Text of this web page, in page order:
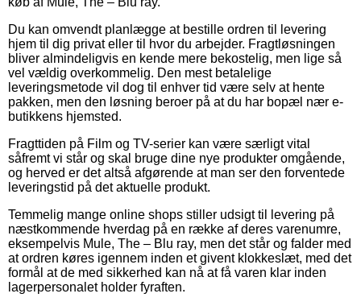
Du kan omvendt planlægge at bestille ordren til levering
hjem til dig privat eller til hvor du arbejder. Fragtløsningen
bliver almindeligvis en kende mere bekostelig, men lige så
vel vældig overkommelig. Den mest betalelige
leveringsmetode vil dog til enhver tid være selv at hente
pakken, men den løsning beroer på at du har bopæl nær e-
butikkens hjemsted.
Fragttiden på Film og TV-serier kan være særligt vital
såfremt vi står og skal bruge dine nye produkter omgående,
og herved er det altså afgørende at man ser den forventede
leveringstid på det aktuelle produkt.
Temmelig mange online shops stiller udsigt til levering på
næstkommende hverdag på en række af deres varenumre,
eksempelvis Mule, The – Blu ray, men det står og falder med
at ordren køres igennem inden et givent klokkeslæt, med det
formål at de med sikkerhed kan nå at få varen klar inden
lagerpersonalet holder fyraften.